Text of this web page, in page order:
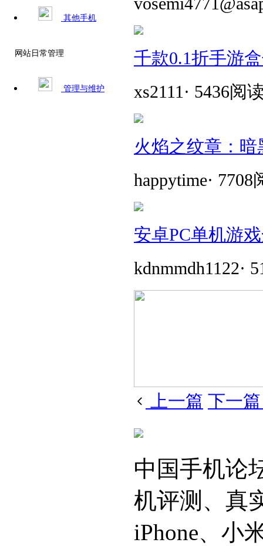
其他手机
网站日常管理
管理与维护
千款0.1折手游
xs2111 · 5436阅
火焰之纹章：
happytime· 7708
安卓PC单机游
kdnmmdh1122·
上一篇 下一
中国手机论
机评测、真
iPhone、小